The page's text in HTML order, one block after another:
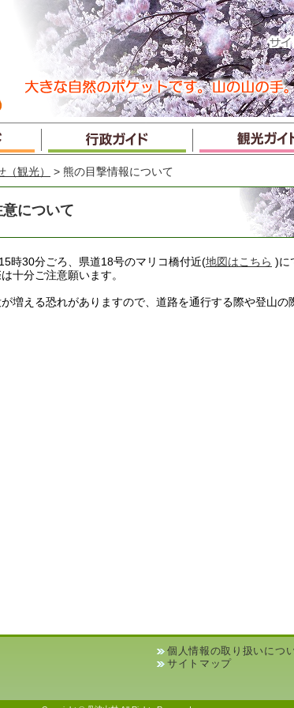
（観光） > 熊の目撃情報について
について
時30分ごろ、県道18号のマリコ橋付近(地図はこちら )に
十分ご注意願います。
増える恐れがありますので、道路を通行する際や登山の
個人情報の取り扱いにつ
サイトマップ